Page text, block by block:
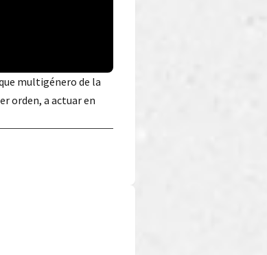
multigénero de la
orden, a actuar en